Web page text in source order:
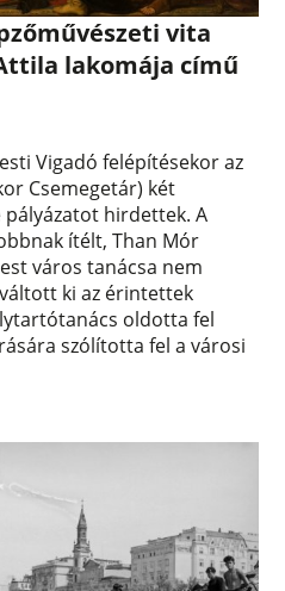
vita
lakomája című
Vigadó felépítésekor az
Csemegetár) két
hirdettek. A
ítélt, Than Mór
város tanácsa nem
ki az érintettek
oldotta fel
szólította fel a városi